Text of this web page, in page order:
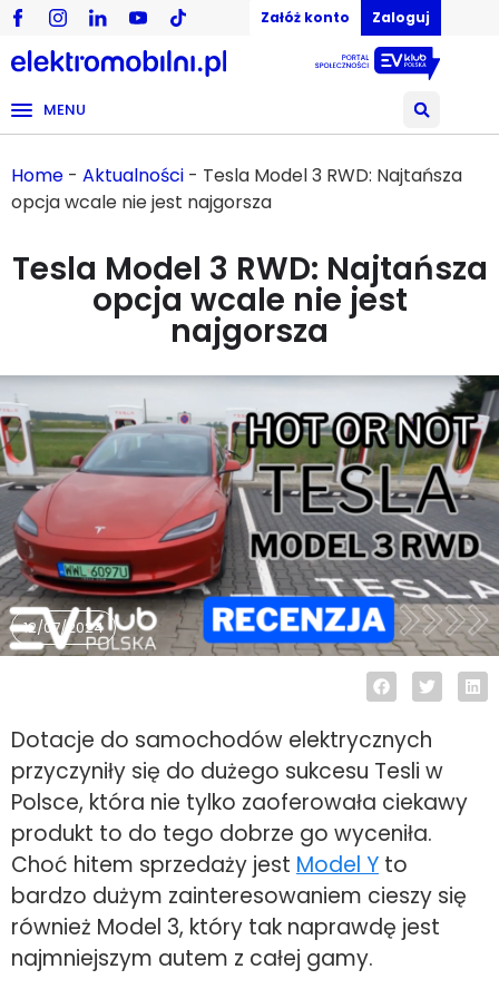
Załóż konto Zaloguj
MENU
Home - Aktualności - Tesla Model 3 RWD: Najtańsza
opcja wcale nie jest najgorsza
Tesla Model 3 RWD: Najtańsza
opcja wcale nie jest
najgorsza
12/07/2024
Dotacje do samochodów elektrycznych
przyczyniły się do dużego sukcesu Tesli w
Polsce, która nie tylko zaoferowała ciekawy
produkt to do tego dobrze go wyceniła.
Choć hitem sprzedaży jest Model Y to
bardzo dużym zainteresowaniem cieszy się
również Model 3, który tak naprawdę jest
najmniejszym autem z całej gamy.